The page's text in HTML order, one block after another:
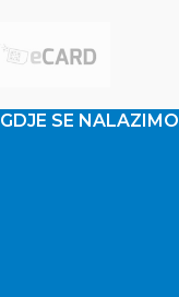
GDJE SE NALAZIMO